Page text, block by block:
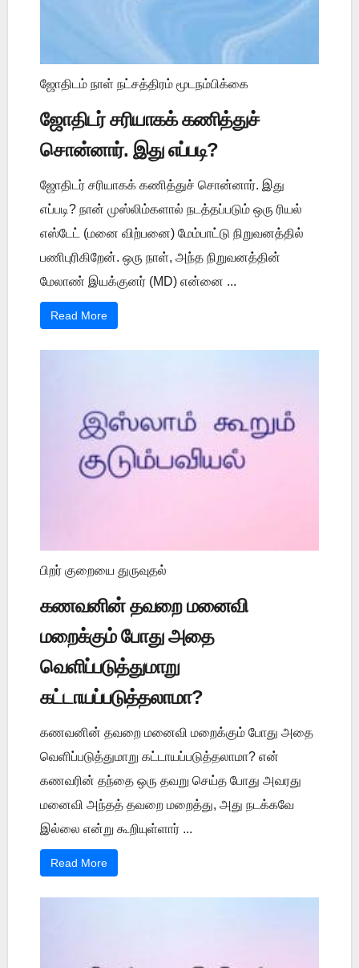
ஜோதிடம் நாள் நட்சத்திரம் மூடநம்பிக்கை
ஜோதிடர் சரியாகக் கணித்துச்
சொன்னார். இது எப்படி?
ஜோதிடர் சரியாகக் கணித்துச் சொன்னார். இது
எப்படி? நான் முஸ்லிம்களால் நடத்தப்படும் ஒரு ரியல்
எஸ்டேட் (மனை விற்பனை) மேம்பாட்டு நிறுவனத்தில்
பணிபுரிகிறேன். ஒரு நாள், அந்த நிறுவனத்தின்
மேலாண் இயக்குனர் (MD) என்னை ...
Read More
பிறர் குறையை துருவுதல்
கணவனின் தவறை மனைவி
மறைக்கும் போது அதை
வெளிப்படுத்துமாறு
கட்டாயப்படுத்தலாமா?
கணவனின் தவறை மனைவி மறைக்கும் போது அதை
வெளிப்படுத்துமாறு கட்டாயப்படுத்தலாமா? என்
கணவரின் தந்தை ஒரு தவறு செய்த போது அவரது
மனைவி அந்தத் தவறை மறைத்து, அது நடக்கவே
இல்லை என்று கூறியுள்ளார் ...
Read More